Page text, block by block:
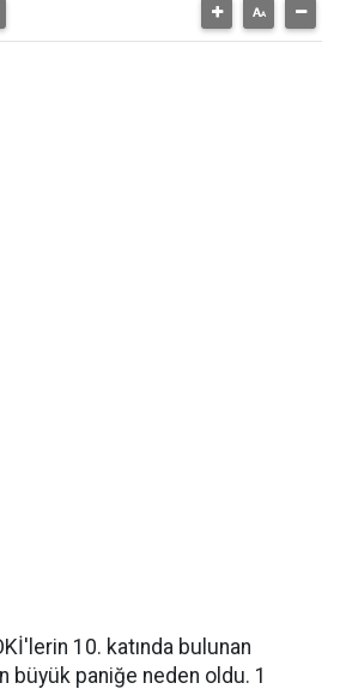
10. katında bulunan
büyük paniğe neden oldu. 1